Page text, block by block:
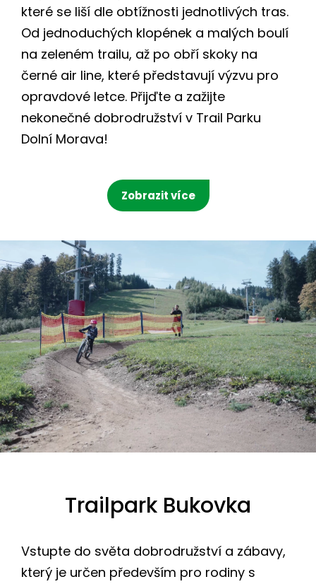
které se liší dle obtížnosti jednotlivých tras.
Od jednoduchých klopének a malých boulí
na zeleném trailu, až po obří skoky na
černé air line, které představují výzvu pro
opravdové letce. Přijďte a zažijte
nekonečné dobrodružství v Trail Parku
Dolní Morava!
Zobrazit více
Trailpark Bukovka
Vstupte do světa dobrodružství a zábavy,
který je určen především pro rodiny s